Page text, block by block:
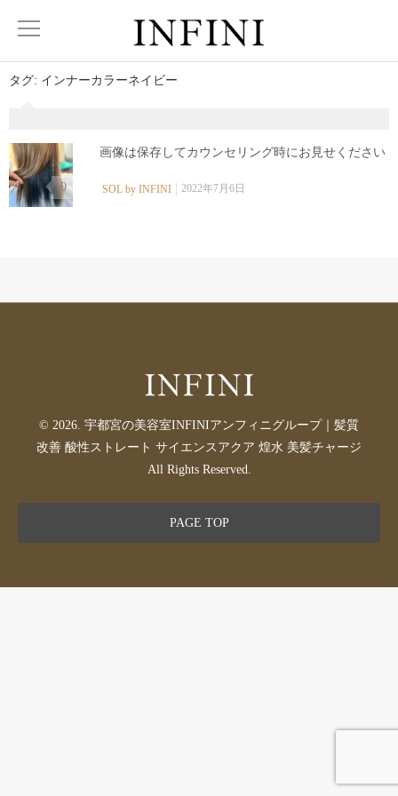
タグ: インナーカラーネイビー
0
画像は保存してカウンセリング時にお見せください︎ ⁡
SOL by INFINI 2022年7月6日
© 2026. 宇都宮の美容室INFINIアンフィニグループ｜髪質
改善 酸性ストレート サイエンスアクア 煌水 美髪チャージ
All Rights Reserved.
PAGE TOP